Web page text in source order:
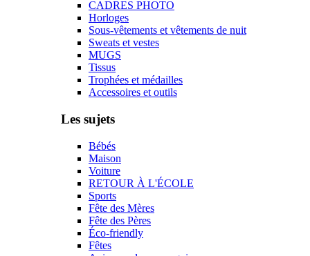
CADRES PHOTO
Horloges
Sous-vêtements et vêtements de nuit
Sweats et vestes
MUGS
Tissus
Trophées et médailles
Accessoires et outils
Les sujets
Bébés
Maison
Voiture
RETOUR À L'ÉCOLE
Sports
Fête des Mères
Fête des Pères
Éco-friendly
Fêtes